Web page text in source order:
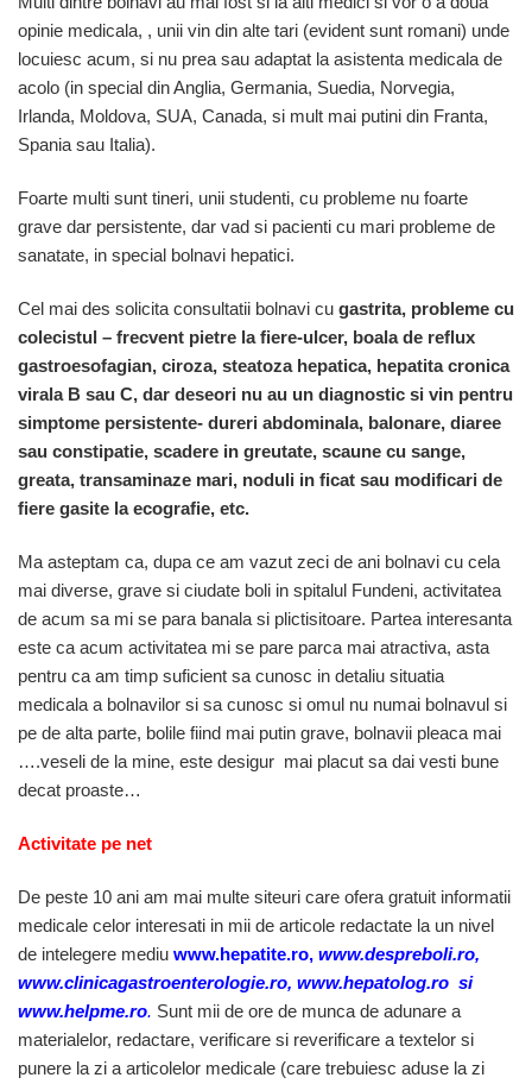
opinie medicala, , unii vin din alte tari (evident sunt romani) unde
locuiesc acum, si nu prea sau adaptat la asistenta medicala de
acolo (in special din Anglia, Germania, Suedia, Norvegia,
Irlanda, Moldova, SUA, Canada, si mult mai putini din Franta,
Spania sau Italia).
Foarte multi sunt tineri, unii studenti, cu probleme nu foarte
grave dar persistente, dar vad si pacienti cu mari probleme de
sanatate, in special bolnavi hepatici.
Cel mai des solicita consultatii bolnavi cu gastrita, probleme cu
colecistul – frecvent pietre la fiere-ulcer, boala de reflux
gastroesofagian, ciroza, steatoza hepatica, hepatita cronica
virala B sau C, dar deseori nu au un diagnostic si vin pentru
simptome persistente- dureri abdominala, balonare, diaree
sau constipatie, scadere in greutate, scaune cu sange,
greata, transaminaze mari, noduli in ficat sau modificari de
fiere gasite la ecografie, etc.
Ma asteptam ca, dupa ce am vazut zeci de ani bolnavi cu cela
mai diverse, grave si ciudate boli in spitalul Fundeni, activitatea
de acum sa mi se para banala si plictisitoare. Partea interesanta
este ca acum activitatea mi se pare parca mai atractiva, asta
pentru ca am timp suficient sa cunosc in detaliu situatia
medicala a bolnavilor si sa cunosc si omul nu numai bolnavul si
pe de alta parte, bolile fiind mai putin grave, bolnavii pleaca mai
….veseli de la mine, este desigur mai placut sa dai vesti bune
decat proaste…
Activitate pe net
De peste 10 ani am mai multe siteuri care ofera gratuit informatii
medicale celor interesati in mii de articole redactate la un nivel
de intelegere mediu www.hepatite.ro, www.despreboli.ro,
www.clinicagastroenterologie.ro, www.hepatolog.ro si
www.helpme.ro. Sunt mii de ore de munca de adunare a
materialelor, redactare, verificare si reverificare a textelor si
punere la zi a articolelor medicale (care trebuiesc aduse la zi